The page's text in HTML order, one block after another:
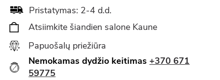
Pristatymas: 2-4 d.d.
Atsiimkite šiandien salone Kaune
Papuošalų priežiūra
Nemokamas dydžio keitimas +370 671
59775